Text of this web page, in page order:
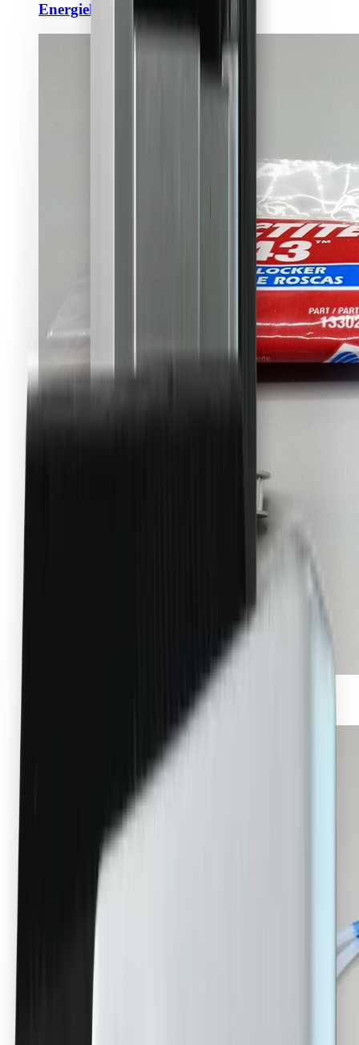
Energieketten Gleitstück
Umlenkrollen Wartungskit Desktop Series